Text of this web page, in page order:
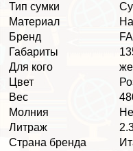
Тип сумки
Материал
Бренд
Габариты
Для кого
Цвет
Вес
Молния
Литраж
Страна бренда